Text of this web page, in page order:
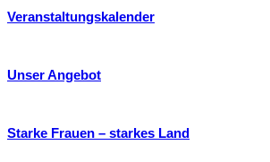
Veranstaltungskalender
Unser Angebot
Starke Frauen – starkes Land